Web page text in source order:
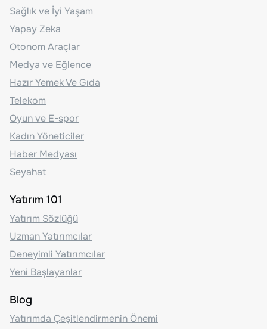
Sağlık ve İyi Yaşam
Yapay Zeka
Otonom Araçlar
Medya ve Eğlence
Hazır Yemek Ve Gıda
Telekom
Oyun ve E-spor
Kadın Yöneticiler
Haber Medyası
Seyahat
Yatırım 101
Yatırım Sözlüğü
Uzman Yatırımcılar
Deneyimli Yatırımcılar
Yeni Başlayanlar
Blog
Yatırımda Çeşitlendirmenin Önemi